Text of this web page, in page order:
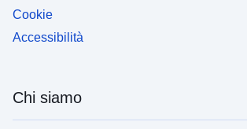
Cookie
Accessibilità
Chi siamo